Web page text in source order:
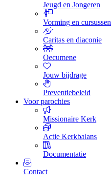
Jeugd en Jongeren
Vorming en cursussen
Caritas en diaconie
Oecumene
Jouw bijdrage
Preventiebeleid
Voor parochies
Missionaire Kerk
Actie Kerkbalans
Documentatie
Contact